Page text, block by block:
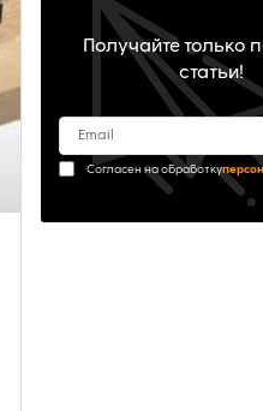
Получайте только
статьи!
Согласен на обработку